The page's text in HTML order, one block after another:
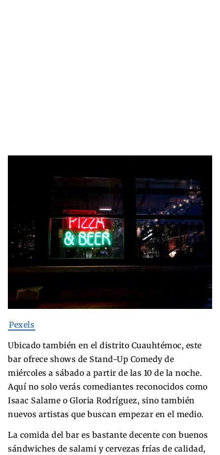
Pexels
Ubicado también en el distrito Cuauhtémoc, este
bar ofrece shows de Stand-Up Comedy de
miércoles a sábado a partir de las 10 de la noche.
Aquí no solo verás comediantes reconocidos como
Isaac Salame o Gloria Rodríguez, sino también
nuevos artistas que buscan empezar en el medio.
La comida del bar es bastante decente con buenos
sándwiches de salami y cervezas frías de calidad,